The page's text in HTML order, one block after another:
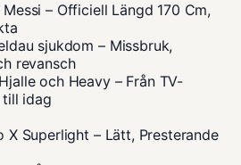
– Officiell Längd 170 Cm,
sjukdom – Missbruk,
revansch
och Heavy – Från TV-
idag
X Superlight – Lätt, Presterande